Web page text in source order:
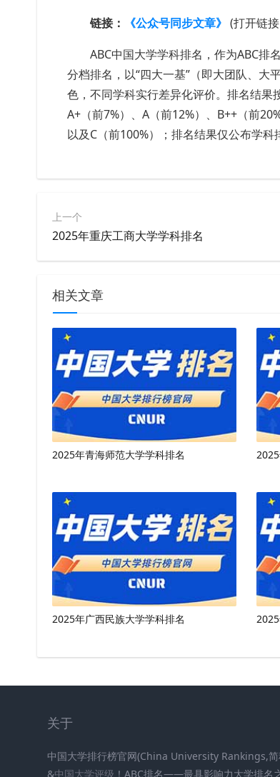
链接：
《公众号同步文章》 (打开链
ABC中国大学学科排名，作为ABC排
分档排名，以“四大一基”（即大团队、
色，不同学科实行差异化评价。排名结果
A+（前7%）、A（前12%）、B++（前
以及C（前100%）；排名结果仅公布学科
上一个
2025年重庆工商大学学科排名
相关文章
2025年青海师范大学学科排名
2025年广西民族大学学科排名
关于
中国大学排行榜官网(China University Rankings,简
&中国大学评级 ！ABC排名——最具影响力大学排名